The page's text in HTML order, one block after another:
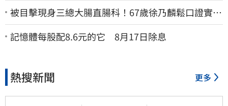
被目擊現身三總大腸直腸科！67歲徐乃麟鬆口證實
了 真實體況曝光
記憶體每股配8.6元的它 8月17日除息
熱搜新聞 更多